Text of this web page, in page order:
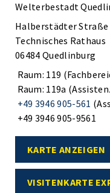
Welterbestadt
Halberstädter Straße
Technisches Rathaus
06484 Quedlinburg
Raum: 119
Raum: 119a
+49 3946 905-561
+49 3946 905-9561
KARTE ANZEIGEN
VISITENKARTE